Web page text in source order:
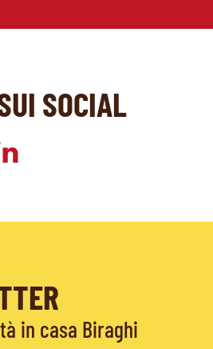
SOCIAL
in casa Biraghi